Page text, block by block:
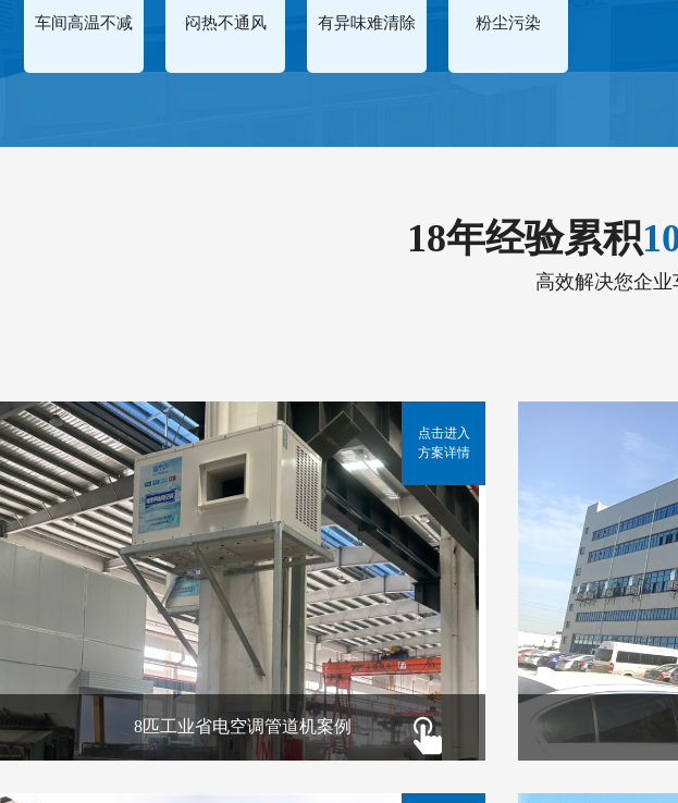
车间高温不减 闷热不通风 有异味难清除 粉尘污染
18年经验累积
高效解决您企
8匹工业省电空调管道机案例
点击进入
方案详情